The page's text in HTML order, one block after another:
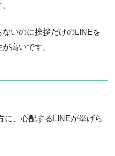
いのに挨拶だけのLINEを
高いです。
に、心配するLINEが挙げら